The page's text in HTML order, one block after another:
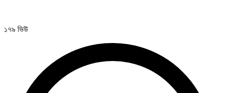
১৭৯ ভিউ